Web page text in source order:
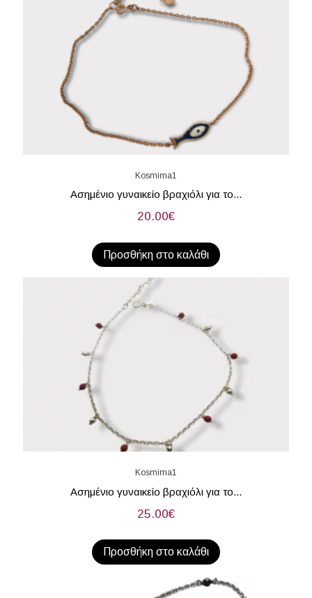
Kosmima1
Ασημένιο γυναικείο βραχιόλι για το...
20.00€
Προσθήκη στο καλάθι
Kosmima1
Ασημένιο γυναικείο βραχιόλι για το...
25.00€
Προσθήκη στο καλάθι